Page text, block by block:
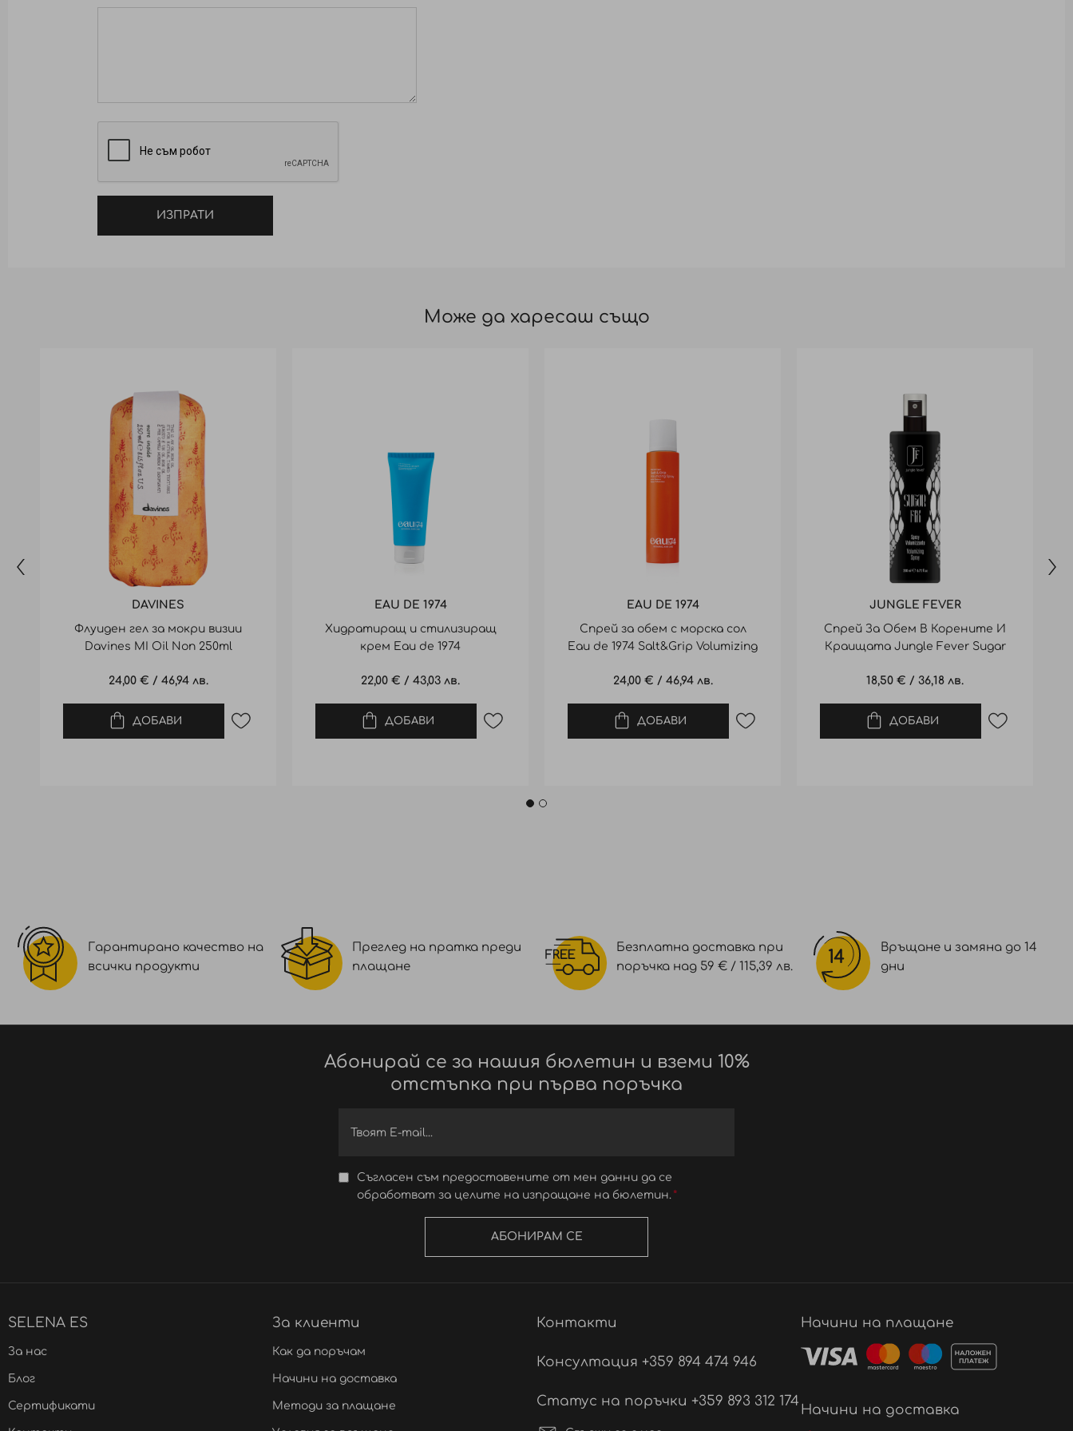
ИЗПРАТИ
Може да харесаш също
DAVINES
Флуиден гел за мокри визии
Davines MI Oil Non 250ml
24,00 € / 46,94 лв.
ДОБАВИ
EAU DE 1974
Хидратиращ и стилизиращ
крем Eau de 1974
22,00 € / 43,03 лв.
ДОБАВИ
EAU DE 1974
Спрей за обем с морска сол
Eau de 1974 Salt&Grip Volumizing
24,00 € / 46,94 лв.
ДОБАВИ
JUNGLE FEVER
Спрей За Обем В Корените И
Краищата Jungle Fever Sugar
18,50 € / 36,18 лв.
ДОБАВИ
Гарантирано качество на
всички продукти
Преглед на пратка преди
плащане
Безплатна доставка при
поръчка над 59 € / 115,39 лв.
Връщане и замяна до 14
дни
Абонирай се за нашия бюлетин и вземи 10%
отстъпка при първа поръчка
Съгласен съм предоставените от мен данни да се
обработват за целите на изпращане на бюлетин.
АБОНИРАМ СЕ
SELENA ES
За нас
Блог
Сертификати
За клиенти
Как да поръчам
Начини на доставка
Методи за плащане
Контакти
Консултация +359 894 474 946
Статус на поръчки +359 893 312 174
Начини на плащане
Начини на доставка